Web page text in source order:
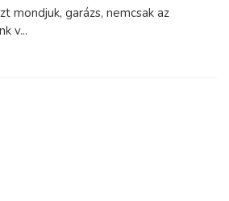
mondjuk, garázs, nemcsak az
v...